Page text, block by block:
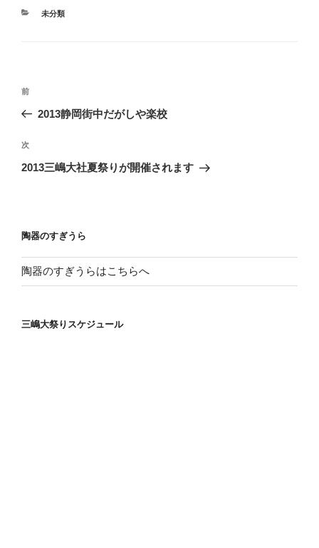
カ
未分類
投
ビ
ゲ
ン
前
の
稿
前
2013静岡街中だがしや楽校
次
の
次
2013三嶋大社夏祭りが開催されます
陶器のすぎうら
陶器のすぎうらはこちらへ
三嶋大祭りスケジュール